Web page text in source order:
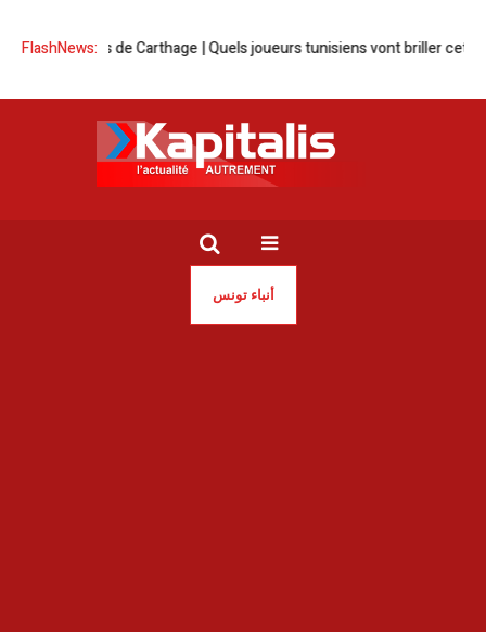
FlashNews:
Aigles de Carthage | Quels joueurs tunisiens vont briller cette
أنباء تونس